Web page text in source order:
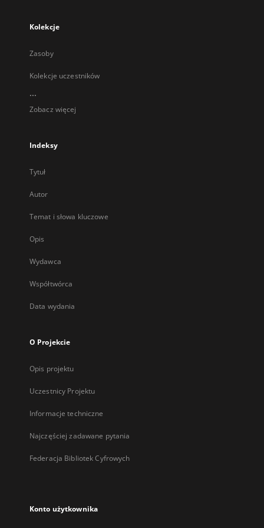
Kolekcje
Zasoby
Kolekcje uczestników
...
Zobacz więcej
Indeksy
Tytuł
Autor
Temat i słowa kluczowe
Opis
Wydawca
Współtwórca
Data wydania
O Projekcie
Opis projektu
Uczestnicy Projektu
Informacje techniczne
Najczęściej zadawane pytania
Federacja Bibliotek Cyfrowych
Konto użytkownika